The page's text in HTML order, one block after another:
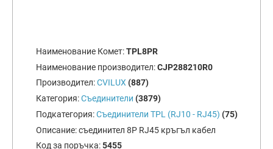
Наименование Комет:TPL8PR
Наименование производител:CJP288210R0
Производител:CVILUX (887)
Категория:Съединители (3879)
Подкатегория:Съединители TPL (RJ10 - RJ45) (75)
Описание:съединител 8P RJ45 кръгъл кабел
Код за поръчка:5455